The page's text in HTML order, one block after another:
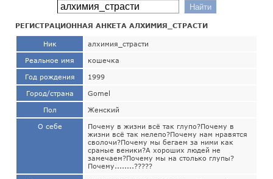
РЕГИСТРАЦИОННАЯ АНКЕТА АЛХИМИЯ_СТРАСТИ
Ник алхимия_страсти
Реальное имя кошечка
Год рождения 1999
Город/страна Gomel
Пол Женский
О себе
Почему в жизни всё так глупо?Почему в
жизни всё так нелепо?Почему нам нравятся
сволочи?Почему мы бегаем за ними как
сраные веники?А хороших людей не
замечаем?Почему мы на столько глупы?
Почему........?????